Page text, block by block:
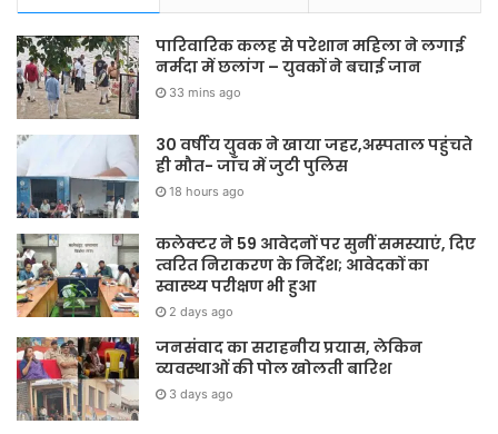
पारिवारिक कलह से परेशान महिला ने लगाई
नर्मदा में छलांग – युवकों ने बचाई जान
33 mins ago
30 वर्षीय युवक ने खाया जहर,अस्पताल पहुंचते
ही मौत- जाँच में जुटी पुलिस
18 hours ago
कलेक्टर ने 59 आवेदनों पर सुनीं समस्याएं, दिए
त्वरित निराकरण के निर्देश; आवेदकों का
स्वास्थ्य परीक्षण भी हुआ
2 days ago
जनसंवाद का सराहनीय प्रयास, लेकिन
व्यवस्थाओं की पोल खोलती बारिश
3 days ago